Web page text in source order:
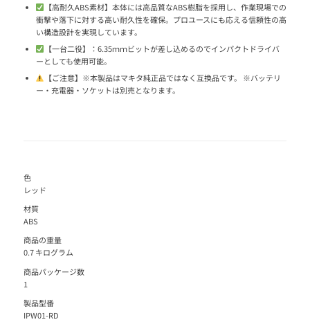
【高耐久ABS素材】本体には高品質なABS樹脂を採用し、作業現場での
衝撃や落下に対する高い耐久性を確保。プロユースにも応える信頼性の高
い構造設計を実現しています。
【一台二役】：6.35ｍｍビットが差し込めるのでインパクトドライバ
ーとしても使用可能。
【ご注意】※本製品はマキタ純正品ではなく互換品です。 ※バッテリ
ー・充電器・ソケットは別売となります。
色
レッド
材質
ABS
商品の重量
0.7 キログラム
商品パッケージ数
1
製品型番
IPW01-RD